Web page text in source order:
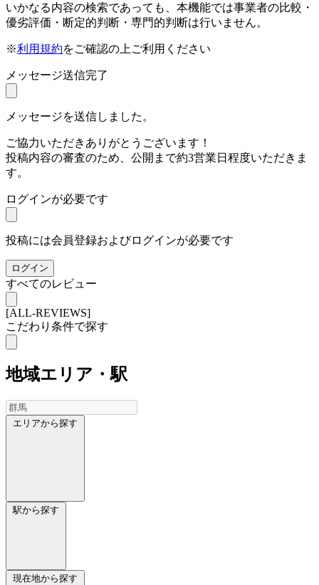
いかなる内容の検索であっても、本機能では事業者の比較・
優劣評価・断定的判断・専門的判断は行いません。
※利用規約をご確認の上ご利用ください
メッセージ送信完了
メッセージを送信しました。
ご協力いただきありがとうございます！
投稿内容の審査のため、公開まで約3営業日程度いただきま
す。
ログインが必要です
投稿には会員登録およびログインが必要です
ログイン
すべてのレビュー
[ALL-REVIEWS]
こだわり条件で探す
地域エリア・駅
エリアから探す
駅から探す
現在地から探す